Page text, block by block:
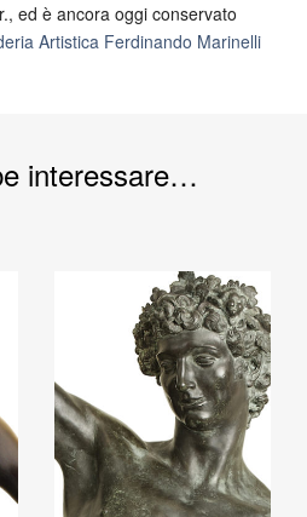
ed è ancora oggi conservato
Artistica Ferdinando Marinelli
interessare…